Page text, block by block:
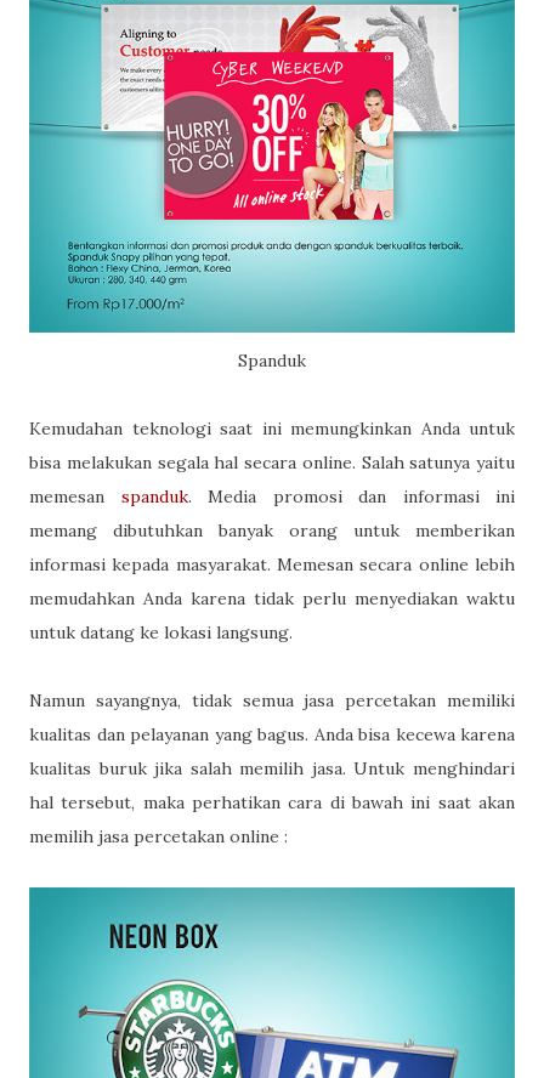
Spanduk
Kemudahan teknologi saat ini memungkinkan Anda untuk
bisa melakukan segala hal secara online. Salah satunya yaitu
memesan spanduk. Media promosi dan informasi ini
memang dibutuhkan banyak orang untuk memberikan
informasi kepada masyarakat. Memesan secara online lebih
memudahkan Anda karena tidak perlu menyediakan waktu
untuk datang ke lokasi langsung.
Namun sayangnya, tidak semua jasa percetakan memiliki
kualitas dan pelayanan yang bagus. Anda bisa kecewa karena
kualitas buruk jika salah memilih jasa. Untuk menghindari
hal tersebut, maka perhatikan cara di bawah ini saat akan
memilih jasa percetakan online :